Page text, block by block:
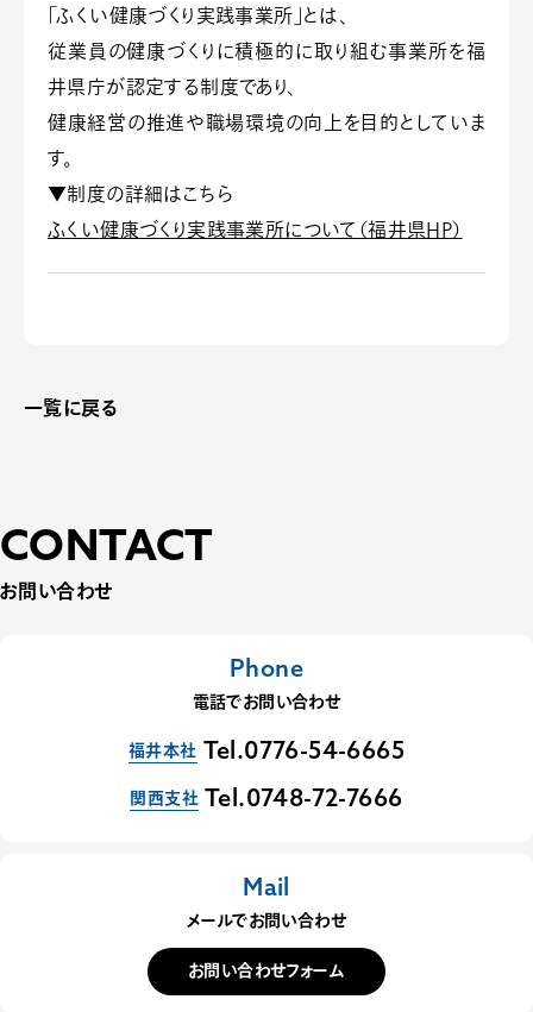
「ふくい健康づくり実践事業所」とは、
従業員の健康づくりに積極的に取り組む事業所を福
井県庁が認定する制度であり、
健康経営の推進や職場環境の向上を目的としていま
す。
▼制度の詳細はこちら
ふくい健康づくり実践事業所について（福井県HP）
一覧に戻る
CONTACT
お問い合わせ
Phone
電話でお問い合わせ
福井本社 Tel.0776-54-6665
関西支社 Tel.0748-72-7666
Mail
メールでお問い合わせ
お問い合わせフォーム